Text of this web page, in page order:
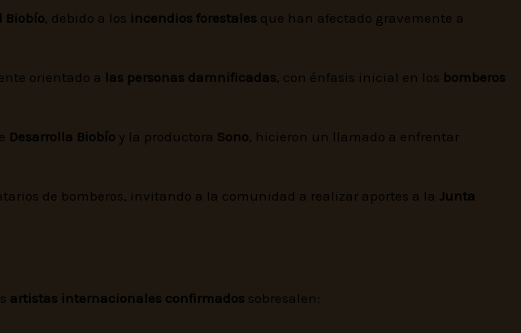
Biobío, debido a los incendios forestales que han afectado gravemente a
orientado a las personas damnificadas, con énfasis inicial en los bomberos
Desarrolla Biobío y la productora Sono, hicieron un llamado a enfrentar
de bomberos, invitando a la comunidad a realizar aportes a la Junta
artistas internacionales confirmados sobresalen: